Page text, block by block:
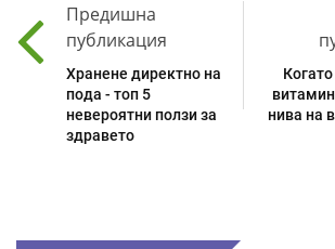
Предишна
публикация
Хранене директно на
пода - топ 5
невероятни ползи за
здравето
нива на